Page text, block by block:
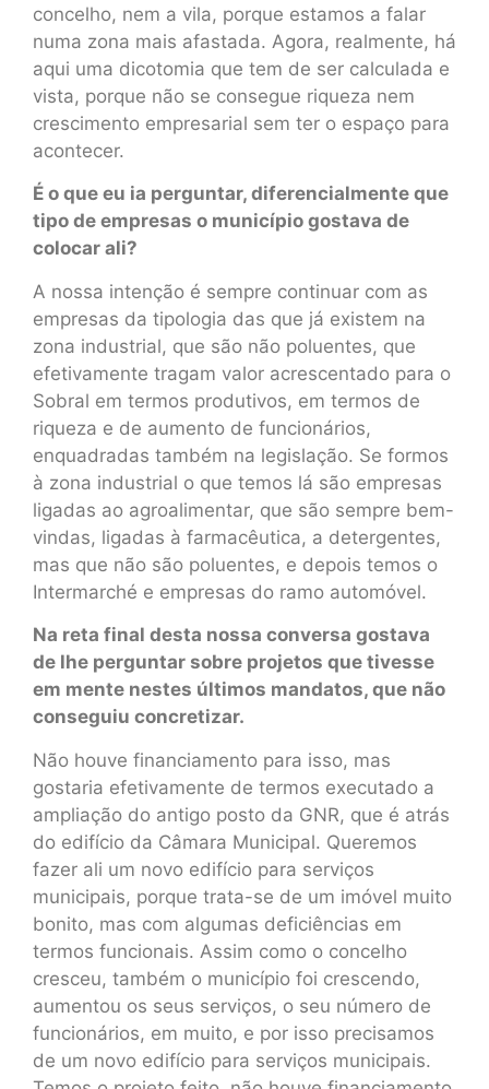
concelho, nem a vila, porque estamos a falar
numa zona mais afastada. Agora, realmente, há
aqui uma dicotomia que tem de ser calculada e
vista, porque não se consegue riqueza nem
crescimento empresarial sem ter o espaço para
acontecer.
É o que eu ia perguntar, diferencialmente que
tipo de empresas o município gostava de
colocar ali?
A nossa intenção é sempre continuar com as
empresas da tipologia das que já existem na
zona industrial, que são não poluentes, que
efetivamente tragam valor acrescentado para o
Sobral em termos produtivos, em termos de
riqueza e de aumento de funcionários,
enquadradas também na legislação. Se formos
à zona industrial o que temos lá são empresas
ligadas ao agroalimentar, que são sempre bem-
vindas, ligadas à farmacêutica, a detergentes,
mas que não são poluentes, e depois temos o
Intermarché e empresas do ramo automóvel.
Na reta final desta nossa conversa gostava
de lhe perguntar sobre projetos que tivesse
em mente nestes últimos mandatos, que não
conseguiu concretizar.
Não houve financiamento para isso, mas
gostaria efetivamente de termos executado a
ampliação do antigo posto da GNR, que é atrás
do edifício da Câmara Municipal. Queremos
fazer ali um novo edifício para serviços
municipais, porque trata-se de um imóvel muito
bonito, mas com algumas deficiências em
termos funcionais. Assim como o concelho
cresceu, também o município foi crescendo,
aumentou os seus serviços, o seu número de
funcionários, em muito, e por isso precisamos
de um novo edifício para serviços municipais.